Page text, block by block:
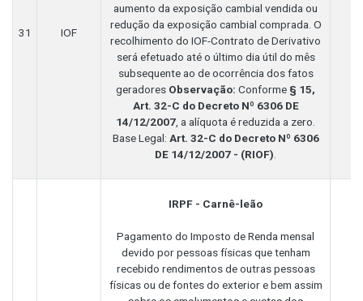
31 IOF
aumento da exposição cambial vendida ou
redução da exposição cambial comprada. O
recolhimento do IOF-Contrato de Derivativo
será efetuado até o último dia útil do mês
subsequente ao de ocorrência dos fatos
geradores Observação: Conforme § 15,
Art. 32-C do Decreto Nº 6306 DE
14/12/2007 , a alíquota é reduzida a zero.
Base Legal: Art. 32-C do Decreto Nº 6306
DE 14/12/2007 - (RIOF)
IRPF - Carnê-leão
Pagamento do Imposto de Renda mensal
devido por pessoas físicas que tenham
recebido rendimentos de outras pessoas
físicas ou de fontes do exterior e bem assim